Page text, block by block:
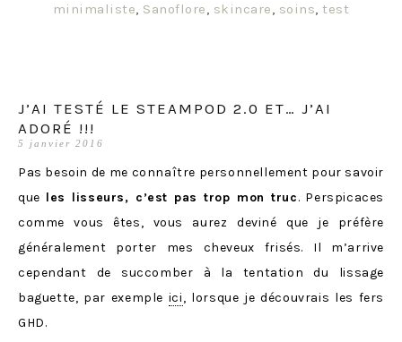
minimaliste, Sanoflore, skincare, soins,test
J’AI TESTÉ LE STEAMPOD 2.0 ET… J’AI
ADORÉ !!!
5 janvier 2016
Pas besoin de me connaître personnellement pour savoir
que les lisseurs, c’est pas trop mon truc. Perspicaces
comme vous êtes, vous aurez deviné que je préfère
généralement porter mes cheveux frisés. Il m’arrive
cependant de succomber à la tentation du lissage
baguette, par exemple ici, lorsque je découvrais les fers
GHD.